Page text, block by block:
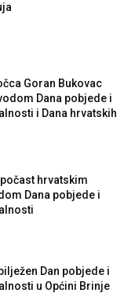
Goran Bukovac
Dana pobjede i
i Dana hrvatskih
hrvatskim
Dana pobjede i
Dan pobjede i
u Općini Brinje